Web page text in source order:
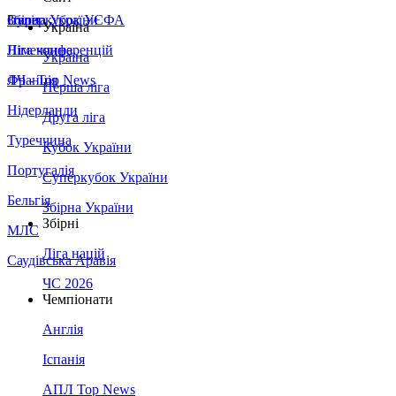
Збірна України
Італія
Німеччина
Франція
Нідерланди
Туреччина
Португалія
Бельгія
МЛС
Саудівська Аравія
Суперкубок УЄФА
Ліга конференцій
ЛЧ - Top News
Україна
Україна
Перша ліга
Друга ліга
Кубок України
Суперкубок України
Збірна України
Збірні
Ліга націй
ЧС 2026
Чемпіонати
Англія
Іспанія
АПЛ Top News